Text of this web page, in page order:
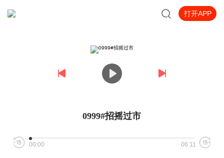
打开APP
0999#招摇过市
00:00 06:11